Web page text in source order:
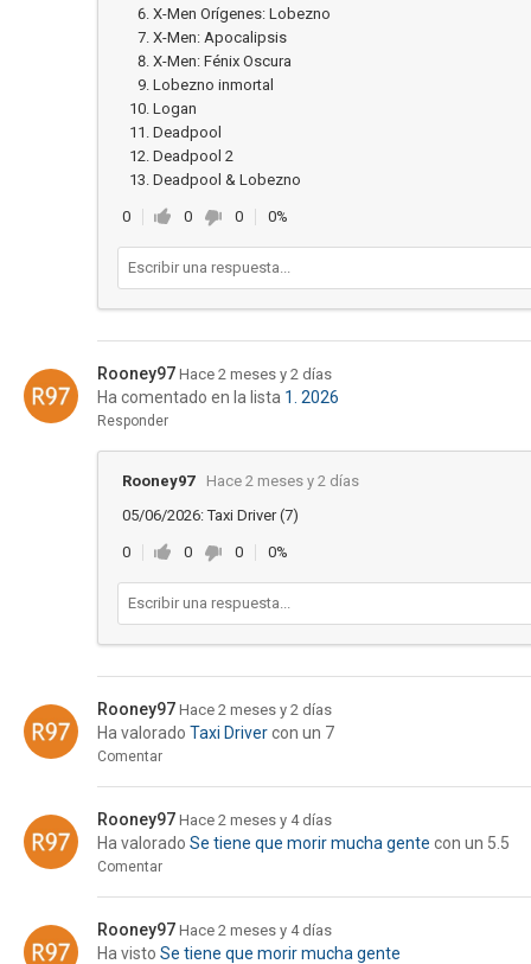
X-Men Orígenes: Lobezno
X-Men: Apocalipsis
X-Men: Fénix Oscura
Lobezno inmortal
Logan
Deadpool
Deadpool 2
Deadpool & Lobezno
0 0 0 0%
Rooney97 Hace 2 meses y 2 días
Ha comentado en la lista 1. 2026
Responder
Rooney97
Hace 2 meses y 2 días
05/06/2026: Taxi Driver (7)
0 0 0 0%
Rooney97 Hace 2 meses y 2 días
Ha valorado Taxi Drivercon un 7
Comentar
Rooney97 Hace 2 meses y 4 días
Ha valorado Se tiene que morir mucha gente con un 5.5
Comentar
Rooney97 Hace 2 meses y 4 días
Ha visto Se tiene que morir mucha gente